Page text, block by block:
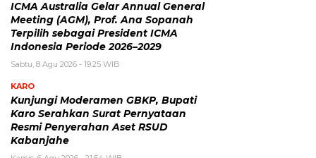
ICMA Australia Gelar Annual General
Meeting (AGM), Prof. Ana Sopanah
Terpilih sebagai President ICMA
Indonesia Periode 2026–2029
Sabtu, 8 Agu 2026 - 19:25 WIB
KARO
Kunjungi Moderamen GBKP, Bupati
Karo Serahkan Surat Pernyataan
Resmi Penyerahan Aset RSUD
Kabanjahe